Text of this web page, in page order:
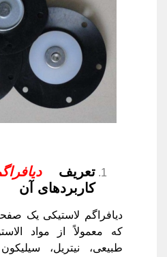
تعریف
کاربردهای آن
دیافراگم لاستیکی یک
که معمولاً از مواد